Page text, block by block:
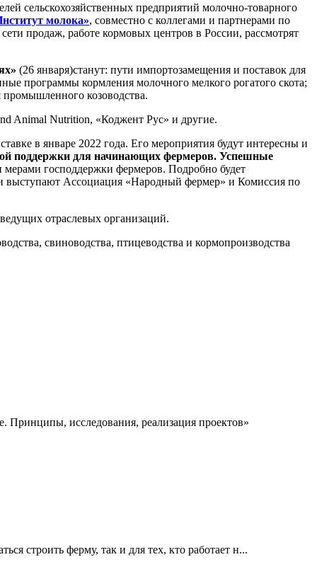
сельскохозяйственных предприятий молочно-товарного
молока», совместно с коллегами и партнерами по
продаж, работе кормовых центров в России, рассмотрят
(26 января)станут: пути импортозамещения и поставок для
программы кормления молочного мелкого рогатого скота;
козоводства.
Animal Nutrition, «Коджент Рус» и другие.
в январе 2022 года. Его мероприятия будут интересны и
поддержки для начинающих фермеров. Успешные
мерами господдержки фермеров. Подробно будет
выступают Ассоциация «Народный фермер» и Комиссия по
отраслевых организаций.
свиноводства, птицеводства и кормопроизводства
Принципы, исследования, реализация проектов»
строить ферму, так и для тех, кто работает н...